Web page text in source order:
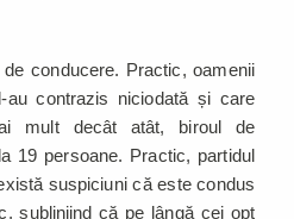
conducere. Practic, oamenii
contrazis niciodată și care
mult decât atât, biroul de
19 persoane. Practic, partidul
suspiciuni că este condus
subliniind că pe lângă cei opt